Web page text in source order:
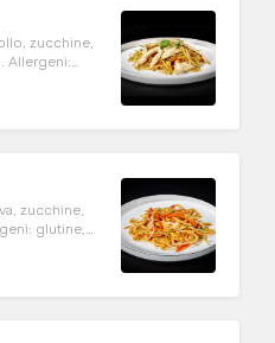
zucchine,
Allergeni:
zucchine,
glutine,